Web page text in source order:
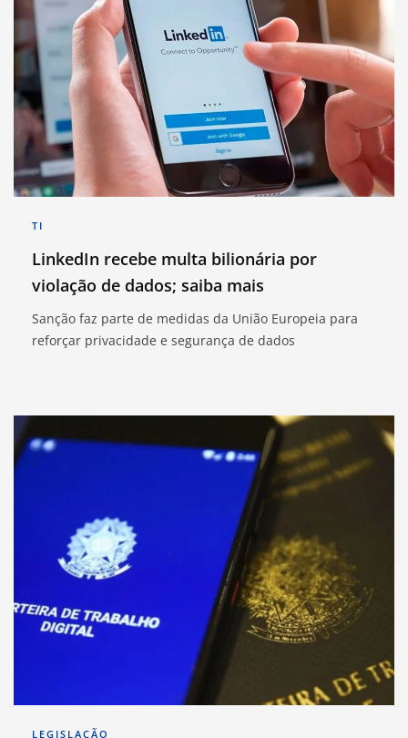
TI
LinkedIn recebe multa bilionária por
violação de dados; saiba mais
Sanção faz parte de medidas da União Europeia para
reforçar privacidade e segurança de dados
LEGISLAÇÃO